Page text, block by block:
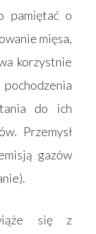
pamiętać o
mięsa,
korzystnie
do ich
Przemysł
gazów
się z